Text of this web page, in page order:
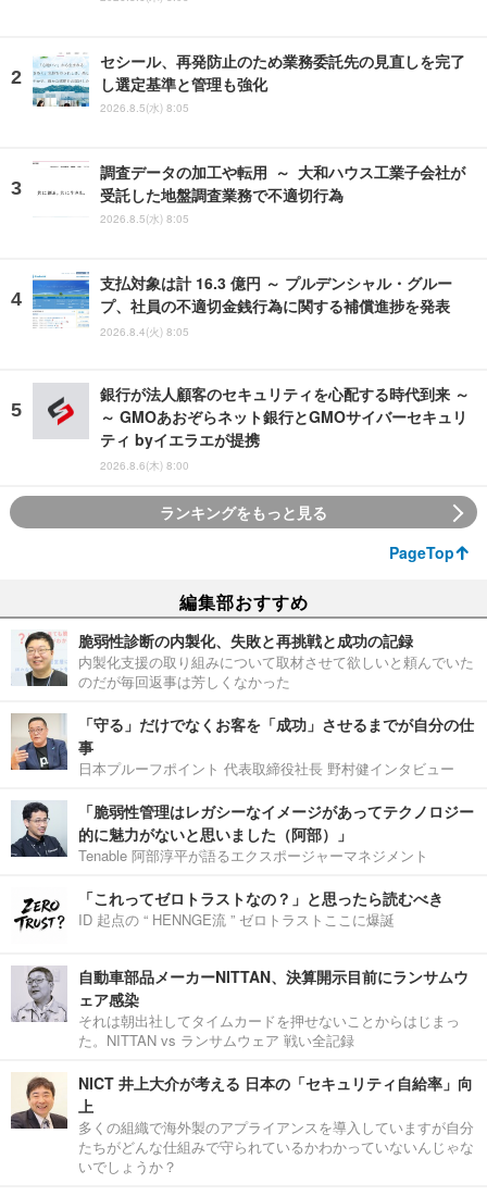
セシール、再発防止のため業務委託先の見直しを完了
し選定基準と管理も強化
2026.8.5(水) 8:05
調査データの加工や転用 ～ 大和ハウス工業子会社が
受託した地盤調査業務で不適切行為
2026.8.5(水) 8:05
支払対象は計 16.3 億円 ～ プルデンシャル・グルー
プ、社員の不適切金銭行為に関する補償進捗を発表
2026.8.4(火) 8:05
銀行が法人顧客のセキュリティを心配する時代到来 ～
～ GMOあおぞらネット銀行とGMOサイバーセキュリ
ティ byイエラエが提携
2026.8.6(木) 8:00
ランキングをもっと見る
PageTop
編集部おすすめ
脆弱性診断の内製化、失敗と再挑戦と成功の記録
内製化支援の取り組みについて取材させて欲しいと頼んでいた
のだが毎回返事は芳しくなかった
「守る」だけでなくお客を「成功」させるまでが自分の仕
事
日本プルーフポイント 代表取締役社長 野村健インタビュー
「脆弱性管理はレガシーなイメージがあってテクノロジー
的に魅力がないと思いました（阿部）」
Tenable 阿部淳平が語るエクスポージャーマネジメント
「これってゼロトラストなの？」と思ったら読むべき
ID 起点の “ HENNGE流 ” ゼロトラストここに爆誕
自動車部品メーカーNITTAN、決算開示目前にランサムウ
ェア感染
それは朝出社してタイムカードを押せないことからはじまっ
た。NITTAN vs ランサムウェア 戦い全記録
NICT 井上大介が考える 日本の「セキュリティ自給率」向
上
多くの組織で海外製のアプライアンスを導入していますが自分
たちがどんな仕組みで守られているかわかっていないんじゃな
いでしょうか？